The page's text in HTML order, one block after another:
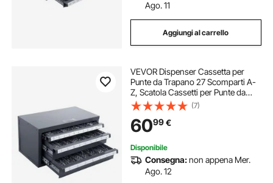
Ago. 11
Aggiungi al carrello
VEVOR Dispenser Cassetta per
Punte da Trapano 27 Scomparti A-
Z, Scatola Cassetti per Punte da
Trapano 3 Cassetti per Trapano
37,5x20x20 cm Impilabile
Conservazione di Punte da Trapano
Officina Garage
(7)
6099€
Disponibile
Consegna:non appena Mer.
Ago. 12